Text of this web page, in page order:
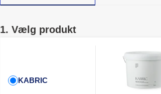
1. Vælg produkt
KABRIC